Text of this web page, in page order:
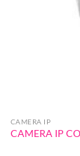
CAMERA IP
CAMERA IP